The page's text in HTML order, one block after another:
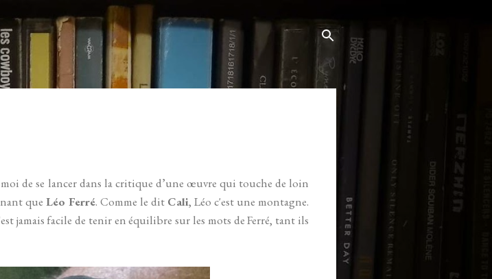
au contenu principal
de se lancer dans la critique d’une œuvre qui touche de loin
que Léo Ferré. Comme le dit Cali, Léo c'est une montagne.
jamais facile de tenir en équilibre sur les mots de Ferré, tant ils